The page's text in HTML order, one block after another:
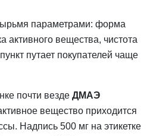
параметрами: форма
активного вещества, чистота
путает покупателей чаще
почти везде ДМАЭ
вещество приходится
Надпись 500 мг на этикетке